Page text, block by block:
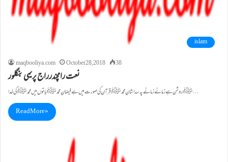
islam
maqbooliya.com
October 28, 2018 38
نعت رامچندرراج پریمی بنگلور
ﷺ روشن ہے زمانے زمانے پہ سدا شانِ محمدﷺ قرآن کی صورت میں ہے فیضانِ محمدﷺ باتوں میں محمدﷺکی خدا…
Read More »